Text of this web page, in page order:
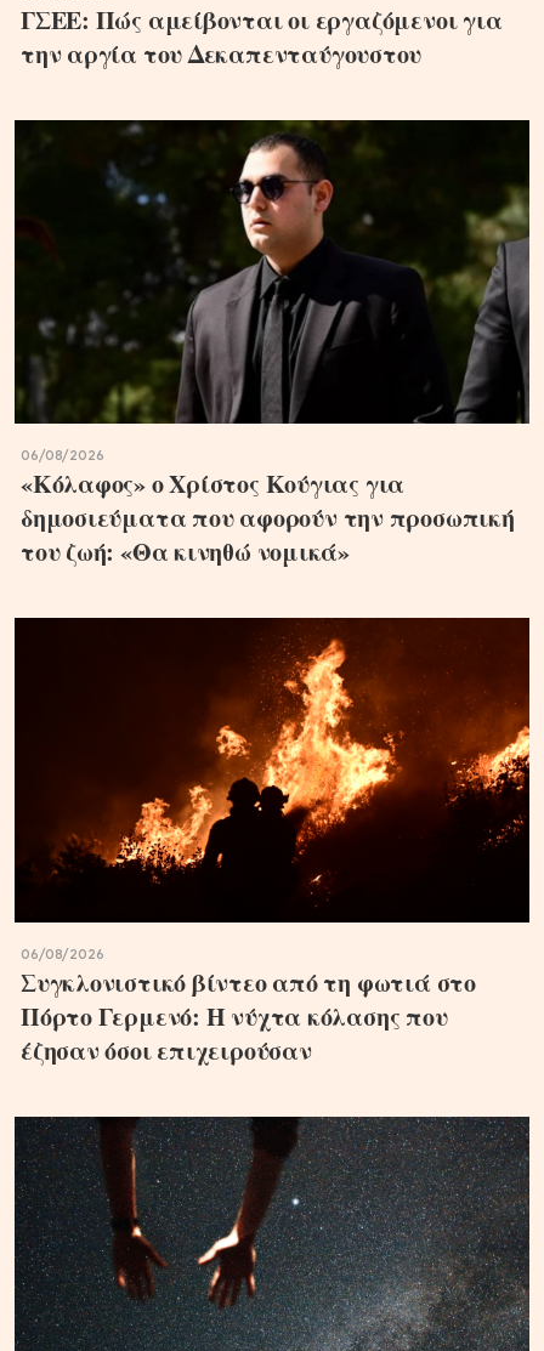
ΓΣΕΕ: Πώς αμείβονται οι εργαζόμενοι για
την αργία του Δεκαπενταύγουστου
06/08/2026
«Κόλαφος» ο Χρίστος Κούγιας για
δημοσιεύματα που αφορούν την προσωπική
του ζωή: «Θα κινηθώ νομικά»
06/08/2026
Συγκλονιστικό βίντεο από τη φωτιά στο
Πόρτο Γερμενό: Η νύχτα κόλασης που
έζησαν όσοι επιχειρούσαν